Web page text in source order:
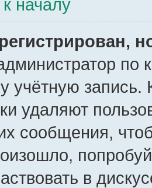
началу
по
учётную запись.
удаляют
сообщения,
в